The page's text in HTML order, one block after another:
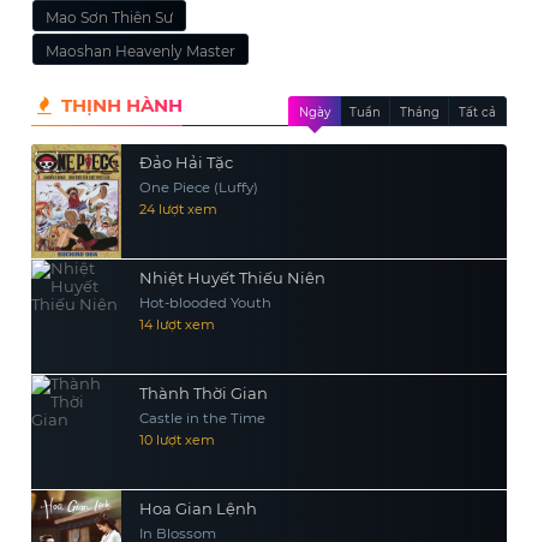
Mao Sơn Thiên Sư
Maoshan Heavenly Master
THỊNH HÀNH Ngày Tuần Tháng Tất cả
Đảo Hải Tặc
One Piece (Luffy)
24 lượt xem
Nhiệt Huyết Thiếu Niên
Hot-blooded Youth
14 lượt xem
Thành Thời Gian
Castle in the Time
10 lượt xem
Hoa Gian Lệnh
In Blossom